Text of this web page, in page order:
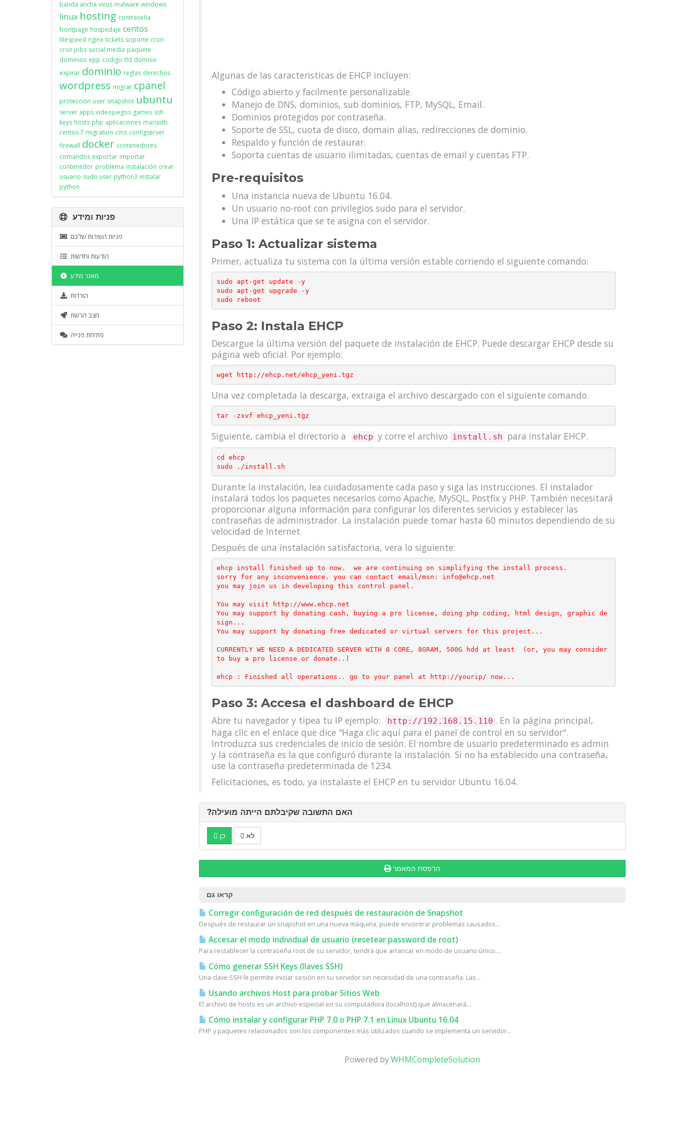
Algunas de las caracteristicas de EHCP incluyen:
Código abierto y facilmente personalizable.
Manejo de DNS, dominios, sub dominios, FTP, MySQL, Email.
Dominios protegidos por contraseña.
Soporte de SSL, cuota de disco, domain alias, redirecciones de dominio.
Respaldo y función de restaurar.
Soporta cuentas de usuario ilimitadas, cuentas de email y cuentas FTP.
Pre-requisitos
Una instancia nueva de Ubuntu 16.04.
Un usuario no-root con privilegios sudo para el servidor.
Una IP estática que se te asigna con el servidor.
Paso 1: Actualizar sistema
Primer, actualiza tu sistema con la última versión estable corriendo el siguiente comando:
sudo apt-get update -y
sudo apt-get upgrade -y
Paso 2: Instala EHCP
Descargue la última versión del paquete de instalación de EHCP. Puede descargar EHCP desde su
página web oficial. Por ejemplo:
Una vez completada la descarga, extraiga el archivo descargado con el siguiente comando.
Siguiente, cambia el directorio a ehcp y corre el archivo install.sh para instalar EHCP.
cd ehcp
Durante la instalación, lea cuidadosamente cada paso y siga las instrucciones. El instalador
instalará todos los paquetes necesarios como Apache, MySQL, Postfix y PHP. También necesitará
proporcionar alguna información para configurar los diferentes servicios y establecer las
contraseñas de administrador. La instalación puede tomar hasta 60 minutos dependiendo de su
velocidad de Internet.
Después de una instalación satisfactoria, vera lo siguiente:
ehcp install finished up to now.  we are continuing on simplifying the install process.
sorry for any inconvenience. you can contact email/msn: info@ehcp.net
you may join us in developing this control panel.
You may visit http://www.ehcp.net
You may support by donating cash, buying a pro license, doing php coding, html design, graphic de
sign...
You may support by donating free dedicated or virtual servers for this project...
CURRENTLY WE NEED A DEDICATED SERVER WITH 8 CORE, 8GRAM, 500G hdd at least  (or, you may consider
to buy a pro license or donate..)
Paso 3: Accesa el dashboard de EHCP
Abre tu navegador y tipea tu IP ejemplo: http://192.168.15.110 . En la página principal,
haga clic en el enlace que dice "Haga clic aquí para el panel de control en su servidor".
Introduzca sus credenciales de inicio de sesión. El nombre de usuario predeterminado es admin
y la contraseña es la que configuró durante la instalación. Si no ha establecido una contraseña,
use la contraseña predeterminada de 1234.
Felicitaciones, es todo, ya instalaste el EHCP en tu servidor Ubuntu 16.04.
?האם התשובה שקיבלתם הייתה מועילה
כן לא
הדפסת המאמר
קראו גם
Corregir configuración de red después de restauración de Snapshot
Después de restaurar un snapshot en una nueva máquina, puede encontrar problemas causados...
Accesar el modo individual de usuario (resetear password de root)
Para restablecer la contraseña root de su servidor, tendrá que arrancar en modo de usuario único....
Cómo generar SSH Keys (llaves SSH)
Una clave SSH le permite iniciar sesión en su servidor sin necesidad de una contraseña. Las...
Usando archivos Host para probar Sitios Web
El archivo de hosts es un archivo especial en su computadora (localhost) que almacenará...
Cómo instalar y configurar PHP 7.0 o PHP 7.1 en Linux Ubuntu 16.04
PHP y paquetes relacionados son los componentes más utilizados cuando se implementa un servidor...
Powered byWHMCompleteSolution
banda ancha virus malware windows
linux hosting contraseña
frontpage hospedaje centos
litespeed nginx tickets soporte cron
cron jobs social media paquete
dominios epp codigo tld domnio
expirar dominio reglas derechos
wordpress migrar cpanel
proteccion user snapshot ubuntu
server apps videojuegos games ssh
keys hosts php aplicaciones mariadb
centos 7 migration cms configserver
firewall docker contenedores
comandos exportar importar
contenedor problema instalación crear
usuario sudo user python3 instalar
python
פניות ומידע
פניות השירות שלכם
הודעות וחדשות
מאגר מידע
הורדות
מצב הרשת
פתיחת פנייה